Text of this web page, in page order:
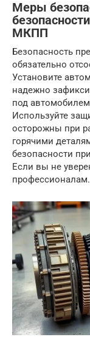
Меры
МКПП
Безопасность
обязательно
Установите
надежно
под
Используйте
осторожны при
горячими
безопасности
Если вы не
профессионалам.